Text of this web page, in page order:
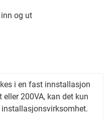
og ut
i en fast innstallasjon
200VA, kan det kun